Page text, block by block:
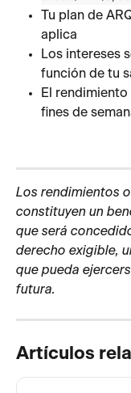
Tu plan de
aplica
Los intereses
función de tu
El
fines de
Los rendimientos
constituyen un
que será
derecho exigible,
que pueda
futura.
Artículos